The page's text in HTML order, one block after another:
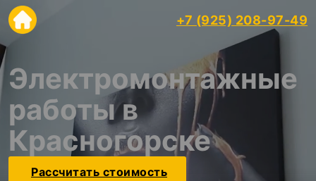
+7 (925) 208-97-49
Электромонтажные
работы в
Красногорске
Рассчитать стоимость